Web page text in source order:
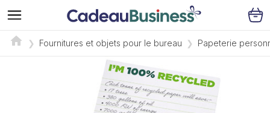
Fournitures et objets pour le bureau Papeterie